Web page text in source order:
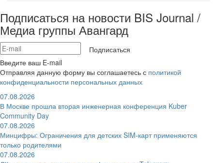
Подписаться на новости BIS Journal /
Медиа группы Авангард
Подписаться
Введите ваш E-mail
Отправляя данную форму вы соглашаетесь с политикой
конфиденциальности персональных данных
07.08.2026
В Москве прошла вторая инженерная конференция Kuber
Community Day
07.08.2026
Минцифры: Ограничения для детских SIM-карт применяются
только родителями
07.08.2026